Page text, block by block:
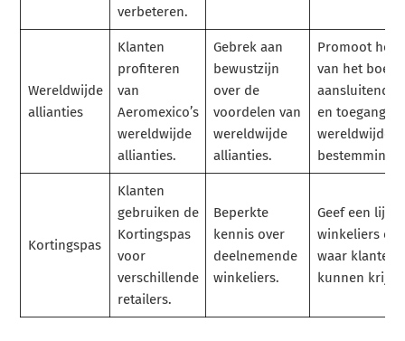
verbeteren.
Wereldwijde
allianties
Klanten
profiteren
van
Aeromexico’s
wereldwijde
allianties.
Gebrek aan
bewustzijn
over de
voordelen van
wereldwijde
allianties.
Promoot het
van het
aansluitende
en toegang
wereldwijde
Kortingspas
Klanten
gebruiken de
Kortingspas
voor
verschillende
retailers.
Beperkte
kennis over
deelnemende
winkeliers.
Geef een lijst
winkeliers en
waar klanten
kunnen